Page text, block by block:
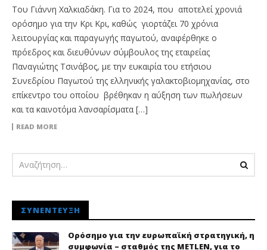
Του Γιάννη Χαλκιαδάκη. Για το 2024, που αποτελεί χρονιά
ορόσημο για την Κρι Κρι, καθώς γιορτάζει 70 χρόνια
λειτουργίας και παραγωγής παγωτού, αναφέρθηκε ο
πρόεδρος και διευθύνων σύμβουλος της εταιρείας
Παναγιώτης Τσινάβος, με την ευκαιρία του ετήσιου
Συνεδρίου Παγωτού της ελληνικής γαλακτοβιομηχανίας, στο
επίκεντρο του οποίου βρέθηκαν η αύξηση των πωλήσεων
και τα καινοτόμα λανσαρίσματα […]
READ MORE
ΣΥΝΈΝΤΕΥΞΗ
Ορόσημο για την ευρωπαϊκή στρατηγική, η
συμφωνία – σταθμός της METLEN, για το